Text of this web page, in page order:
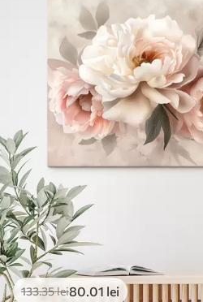
133.35lei80.01 lei